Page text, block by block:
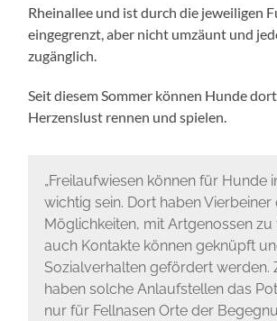
Rheinallee und ist durch die jeweiligen
eingegrenzt, aber nicht umzäunt und
zugänglich.
Seit diesem Sommer können Hunde
Herzenslust rennen und spielen.
„Freilaufwiesen können für Hunde
wichtig sein. Dort haben Vierbeiner
Möglichkeiten, mit Artgenossen
auch Kontakte können geknüpft
Sozialverhalten gefördert werden.
haben solche Anlaufstellen das
nur für Fellnasen Orte der